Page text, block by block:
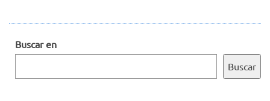
Buscar en
Buscar